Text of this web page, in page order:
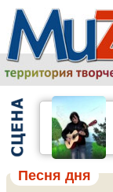
Песня дня